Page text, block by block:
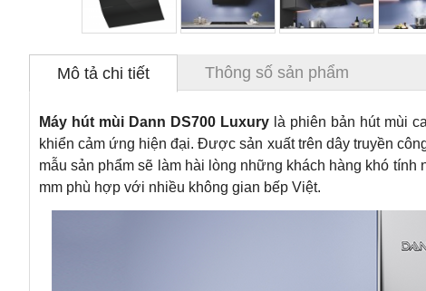
Mô tả chi tiết Thông số sản phẩm
Máy hút mùi Dann DS700 Luxury là phiên bản hút mùi
khiển cảm ứng hiện đại. Được sản xuất trên dây truyền
mẫu sản phẩm sẽ làm hài lòng những khách hàng khó tính
mm phù hợp với nhiều không gian bếp Việt.